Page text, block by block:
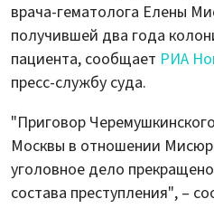
врача-гематолога Елены
получившей два года
пациента, сообщает РИА
пресс-службу суда.
"Приговор
Москвы в отношении
уголовное дело
состава преступления", –